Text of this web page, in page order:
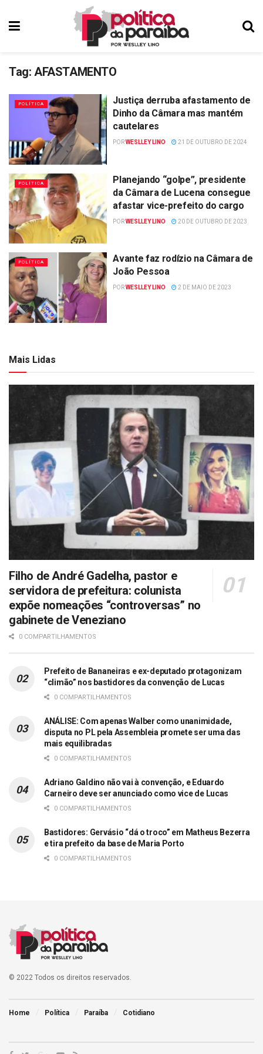
Tag: AFASTAMENTO
POLÍTICA
Justiça derruba afastamento de
Dinho da Câmara mas mantém
cautelares
PORWESLLEY LINO 21 DE OUTUBRO DE 2024
POLÍTICA
Planejando “golpe”, presidente
da Câmara de Lucena consegue
afastar vice-prefeito do cargo
PORWESLLEY LINO 20 DE OUTUBRO DE 2023
POLÍTICA
Avante faz rodízio na Câmara de
João Pessoa
PORWESLLEY LINO 2 DE MAIO DE 2023
Mais Lidas
Filho de André Gadelha, pastor e
servidora de prefeitura: colunista
expõe nomeações “controversas” no
gabinete de Veneziano
0 COMPARTILHAMENTOS
Prefeito de Bananeiras e ex-deputado protagonizam
“climão” nos bastidores da convenção de Lucas
0 COMPARTILHAMENTOS
ANÁLISE: Com apenas Walber como unanimidade,
disputa no PL pela Assembleia promete ser uma das
mais equilibradas
0 COMPARTILHAMENTOS
Adriano Galdino não vai à convenção, e Eduardo
Carneiro deve ser anunciado como vice de Lucas
0 COMPARTILHAMENTOS
Bastidores: Gervásio “dá o troco” em Matheus Bezerra
e tira prefeito da base de Maria Porto
0 COMPARTILHAMENTOS
© 2022 Todos os direitos reservados.
Home Política Paraíba Cotidiano